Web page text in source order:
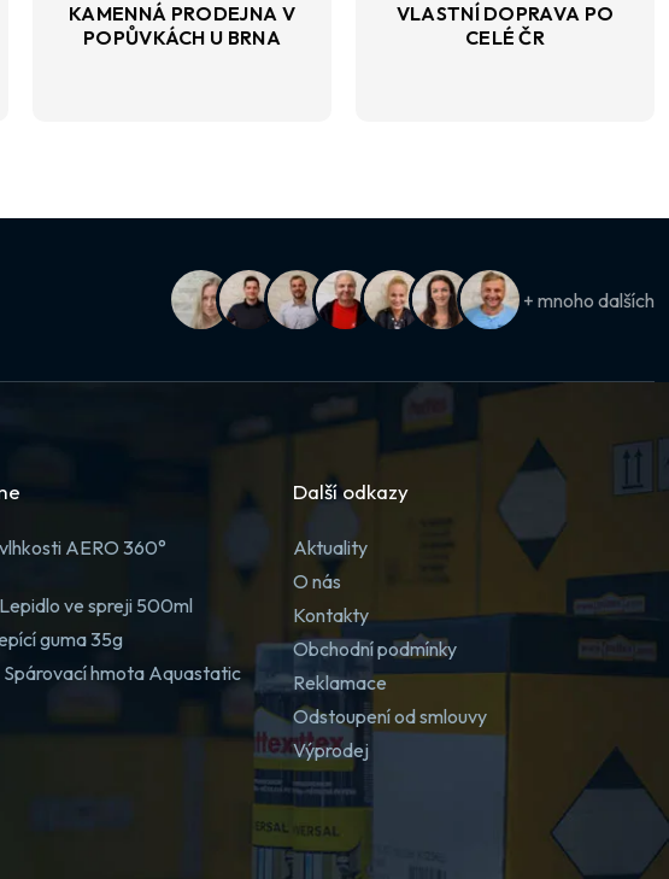
KAMENNÁ PRODEJNA V
POPŮVKÁCH U BRNA
VLASTNÍ DOPRAVA PO
CELÉ ČR
+ mnoho dalších
AERO 360°
ve spreji 500ml
guma 35g
hmota Aquastatic
Další odkazy
Aktuality
O nás
Kontakty
Obchodní podmínky
Reklamace
Odstoupení od smlouvy
Výprodej